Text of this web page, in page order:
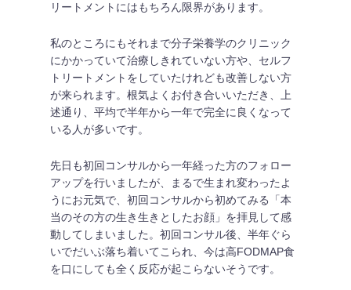
リートメントにはもちろん限界があります。
私のところにもそれまで分子栄養学のクリニック
にかかっていて治療しきれていない方や、セルフ
トリートメントをしていたけれども改善しない方
が来られます。根気よくお付き合いいただき、上
述通り、平均で半年から一年で完全に良くなって
いる人が多いです。
先日も初回コンサルから一年経った方のフォロー
アップを行いましたが、まるで生まれ変わったよ
うにお元気で、初回コンサルから初めてみる「本
当のその方の生き生きとしたお顔」を拝見して感
動してしまいました。初回コンサル後、半年ぐら
いでだいぶ落ち着いてこられ、今は高FODMAP食
を口にしても全く反応が起こらないそうです。